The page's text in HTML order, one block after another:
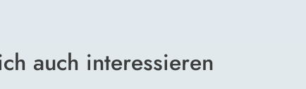
auch interessieren